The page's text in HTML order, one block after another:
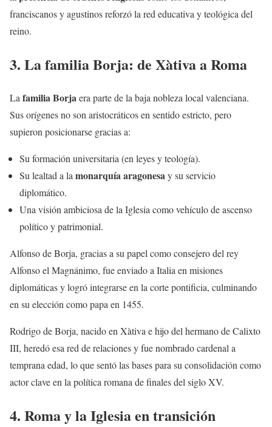
franciscanos y agustinos reforzó la red educativa y teológica del
reino.
3. La familia Borja: de Xàtiva a Roma
La familia Borjaera parte de la baja nobleza local valenciana.
Sus orígenes no son aristocráticos en sentido estricto, pero
supieron posicionarse gracias a:
Su formación universitaria (en leyes y teología).
Su lealtad a la monarquía aragonesay su servicio
diplomático.
Una visión ambiciosa de la Iglesia como vehículo de ascenso
político y patrimonial.
Alfonso de Borja, gracias a su papel como consejero del rey
Alfonso el Magnánimo, fue enviado a Italia en misiones
diplomáticas y logró integrarse en la corte pontificia, culminando
en su elección como papa en 1455.
Rodrigo de Borja, nacido en Xàtiva e hijo del hermano de Calixto
III, heredó esa red de relaciones y fue nombrado cardenal a
temprana edad, lo que sentó las bases para su consolidación como
actor clave en la política romana de finales del siglo XV.
4. Roma y la Iglesia en transición